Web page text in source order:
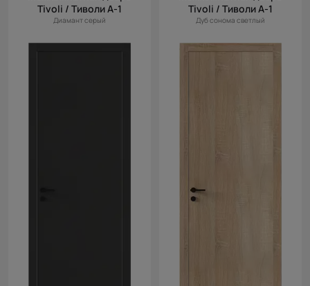
Tivoli / Тиволи А-1
Диамант серый
Tivoli / Тиволи А-1
Дуб сонома светлый